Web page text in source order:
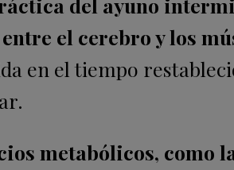
del ayuno
el cerebro y los
en el tiempo
metabólicos, como